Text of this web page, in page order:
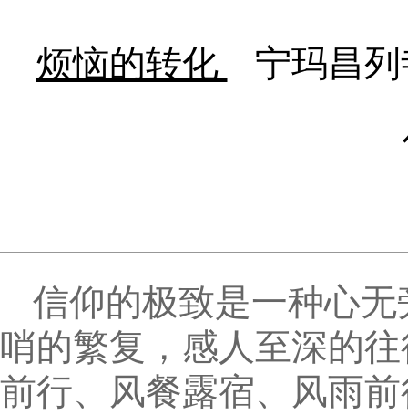
烦恼的转化
宁玛昌
信仰的极致是一种心
哨的繁复，感人至深的
前行、风餐露宿、风雨